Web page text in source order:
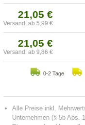
21,05 €
Versand: ab 5,99 €
21,05 €
Versand: ab 9,86 €
0-2 Tage